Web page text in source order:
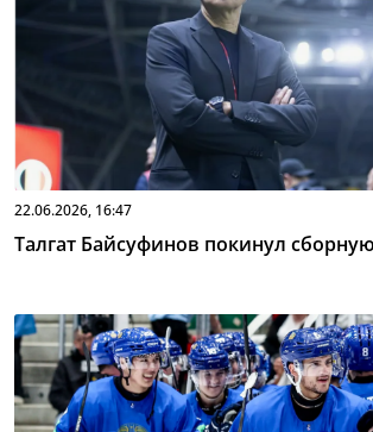
22.06.2026, 16:47
Талгат Байсуфинов покинул